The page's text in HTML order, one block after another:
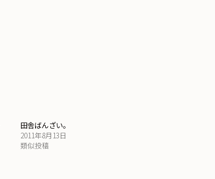
田舎ばんざい。
2011年8月13日
類似投稿